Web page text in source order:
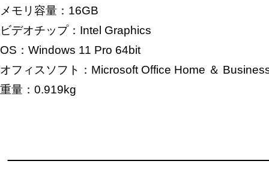
メモリ容量：16GB
ビデオチップ：Intel Graphics
OS：Windows 11 Pro 64bit
オフィスソフト：Microsoft Office Home ＆
重量：0.919kg